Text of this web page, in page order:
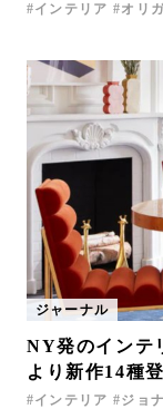
EN
CN
オンライン見
インテリア オリ
ジャーナル
NY発のインテ
より新作14種
インテリア ジョ